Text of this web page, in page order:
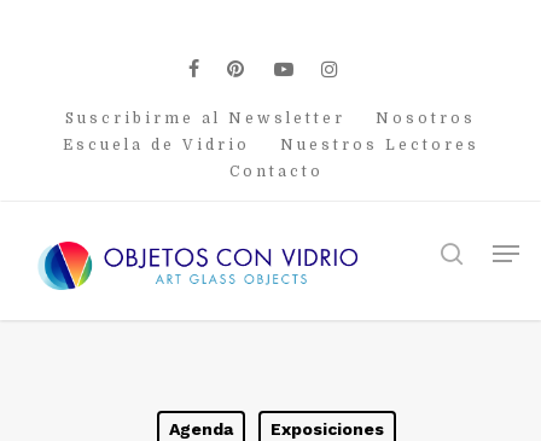
facebook
pinterest
youtubeinstagram
Suscribirme al Newsletter
Nosotros
Escuela de Vidrio
Nuestros Lectores
Contacto
search
Agenda Exposiciones